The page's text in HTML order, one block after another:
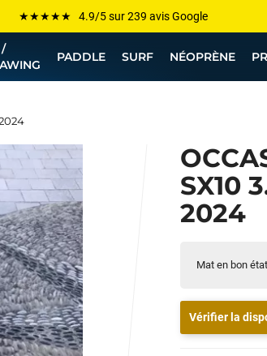
Les plus grandes marques sont chez Funway
Jusqu’à -75% de remise sur le windsurf, wingfoil,
💰 Meilleur prix garanti — Moins cher ailleurs ? On
PADDLE SURF NÉOPRÈNE
SX10
2024
Mat en bon état
Vérifier la